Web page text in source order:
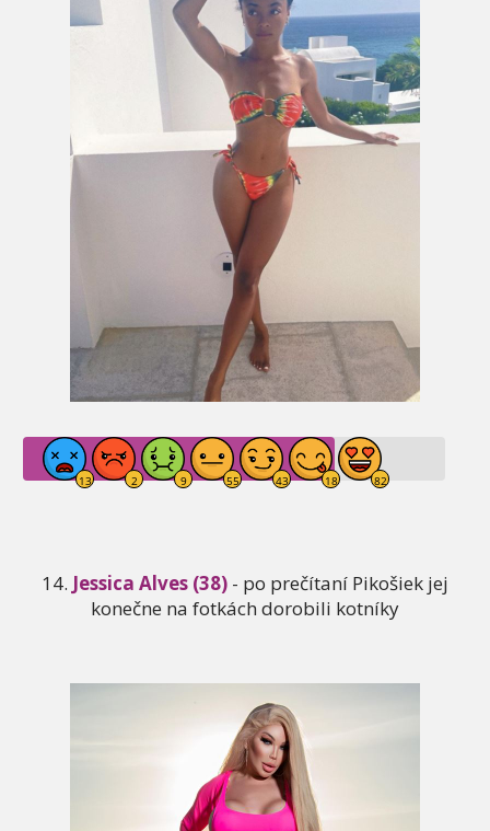
14. Jessica Alves (38) - po prečítaní Pikošiek jej
konečne na fotkách dorobili kotníky